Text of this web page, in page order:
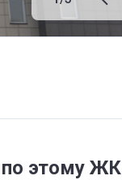
по этому ЖК